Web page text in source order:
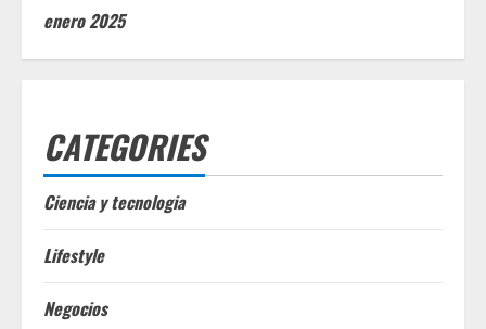
enero 2025
CATEGORIES
Ciencia y tecnologia
Lifestyle
Negocios